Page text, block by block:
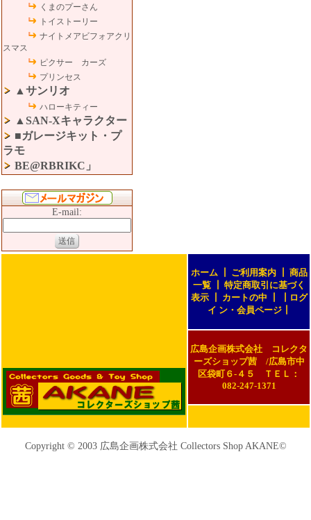
くまのプーさん
トイストーリー
ナイトメアビフォアクリ
スマス
ピクサー カーズ
プリンセス
▲サンリオ
ハローキティー
▲SAN-Xキャラクター
■ガレージキット・プ
ラモ
BE@RBRIKC」
E-mail:
ホーム┃ ご利用案内┃ 商品
一覧┃ 特定商取引に基づく
表示┃ カートの中
ログ
イ ン・会員ページ┃
広島企画株式会社 コレクタ
ーズショップ茜 /広島市中
区袋町６-４５ ＴＥＬ：
082-247-1371
Copyright © 2003 広島企画株式会社 Collectors Shop AKANE©